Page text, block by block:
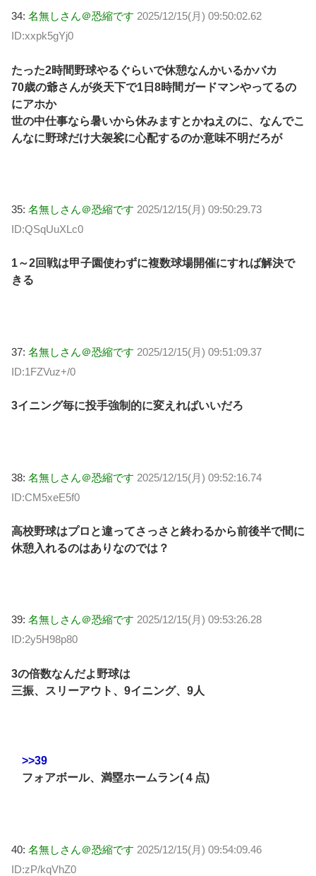
34: 名無しさん＠恐縮です 2025/12/15(月) 09:50:02.62
ID:xxpk5gYj0
たった2時間野球やるぐらいで休憩なんかいるかバカ
70歳の爺さんが炎天下で1日8時間ガードマンやってるの
にアホか
世の中仕事なら暑いから休みますとかねえのに、なんでこ
んなに野球だけ大袈裟に心配するのか意味不明だろが
35: 名無しさん＠恐縮です 2025/12/15(月) 09:50:29.73
ID:QSqUuXLc0
1～2回戦は甲子園使わずに複数球場開催にすれば解決で
きる
37: 名無しさん＠恐縮です 2025/12/15(月) 09:51:09.37
ID:1FZVuz+/0
3イニング毎に投手強制的に変えればいいだろ
38: 名無しさん＠恐縮です 2025/12/15(月) 09:52:16.74
ID:CM5xeE5f0
高校野球はプロと違ってさっさと終わるから前後半で間に
休憩入れるのはありなのでは？
39: 名無しさん＠恐縮です 2025/12/15(月) 09:53:26.28
ID:2y5H98p80
3の倍数なんだよ野球は
三振、スリーアウト、9イニング、9人
>>39
フォアボール、満塁ホームラン(４点)
40: 名無しさん＠恐縮です 2025/12/15(月) 09:54:09.46
ID:zP/kqVhZ0